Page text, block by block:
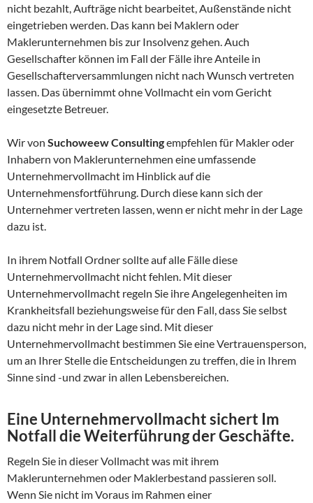
nicht bezahlt, Aufträge nicht bearbeitet, Außenstände nicht
eingetrieben werden. Das kann bei Maklern oder
Maklerunternehmen bis zur Insolvenz gehen. Auch
Gesellschafter können im Fall der Fälle ihre Anteile in
Gesellschafterversammlungen nicht nach Wunsch vertreten
lassen. Das übernimmt ohne Vollmacht ein vom Gericht
eingesetzte Betreuer.
Wir von Suchoweew Consultingempfehlen für Makler oder
Inhabern von Maklerunternehmen eine umfassende
Unternehmervollmacht im Hinblick auf die
Unternehmensfortführung. Durch diese kann sich der
Unternehmer vertreten lassen, wenn er nicht mehr in der Lage
dazu ist.
In ihrem Notfall Ordner sollte auf alle Fälle diese
Unternehmervollmacht nicht fehlen. Mit dieser
Unternehmervollmacht regeln Sie ihre Angelegenheiten im
Krankheitsfall beziehungsweise für den Fall, dass Sie selbst
dazu nicht mehr in der Lage sind. Mit dieser
Unternehmervollmacht bestimmen Sie eine Vertrauensperson,
um an Ihrer Stelle die Entscheidungen zu treffen, die in Ihrem
Sinne sind -und zwar in allen Lebensbereichen.
Eine Unternehmervollmacht sichert Im
Notfall die Weiterführung der Geschäfte.
Regeln Sie in dieser Vollmacht was mit ihrem
Maklerunternehmen oder Maklerbestand passieren soll.
Wenn Sie nicht im Voraus im Rahmen einer